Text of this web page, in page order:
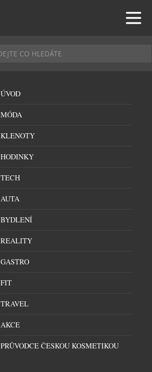
ÚVOD
MÓDA
KLENOTY
HODINKY
TECH
AUTA
BYDLENÍ
REALITY
GASTRO
FIT
TRAVEL
AKCE
PRŮVODCE ČESKOU KOSMETIKOU